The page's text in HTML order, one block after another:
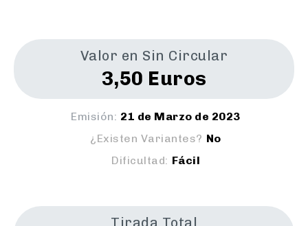
Valor en Sin Circular
3,50 Euros
Emisión: 21 de Marzo de 2023
¿Existen Variantes? No
Dificultad: Fácil